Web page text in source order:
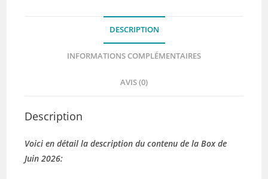
DESCRIPTION
INFORMATIONS COMPLÉMENTAIRES
AVIS (0)
Description
Voici en détail la description du contenu de la Box de
Juin 2026: